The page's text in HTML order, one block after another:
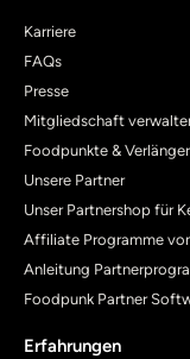
Karriere
FAQs
Presse
Mitgliedschaft
Foodpunkte &
Unsere Partner
Unser Partnershop für
Affiliate Programme
Anleitung
Foodpunk Partner
Erfahrungen